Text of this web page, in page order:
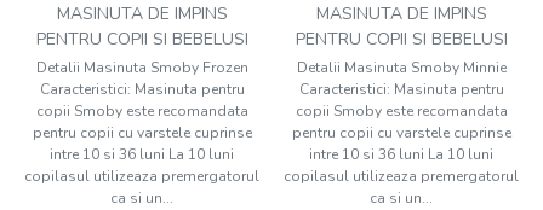
MASINUTA DE IMPINS
PENTRU COPII SI BEBELUSI
Detalii Masinuta Smoby Frozen
Caracteristici: Masinuta pentru
copii Smoby este recomandata
pentru copii cu varstele cuprinse
intre 10 si 36 luni La 10 luni
copilasul utilizeaza premergatorul
ca si un...
MASINUTA DE IMPINS
PENTRU COPII SI BEBELUSI
Detalii Masinuta Smoby Minnie
Caracteristici: Masinuta pentru
copii Smoby este recomandata
pentru copii cu varstele cuprinse
intre 10 si 36 luni La 10 luni
copilasul utilizeaza premergatorul
ca si un...